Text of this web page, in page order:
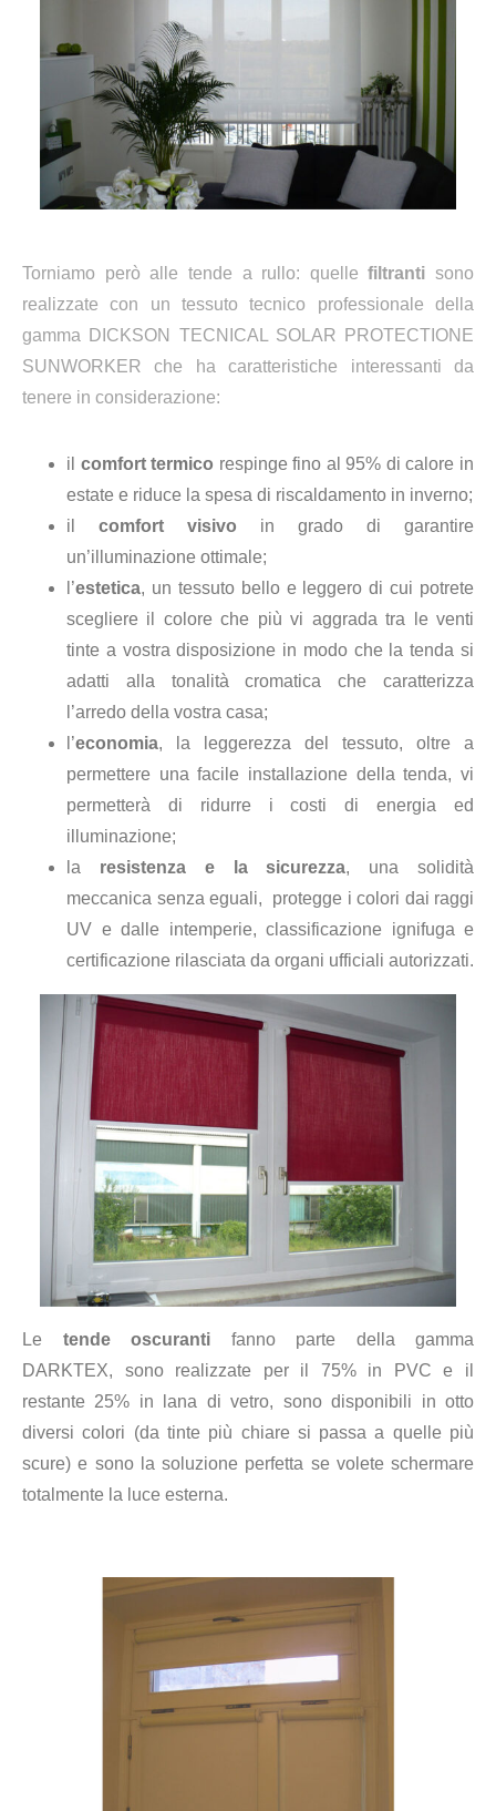
Torniamo però alle tende a rullo: quellefiltranti sono
realizzate con un tessuto tecnico professionale della
gamma DICKSON TECNICAL SOLAR PROTECTIONE
SUNWORKER che ha caratteristiche interessanti da
tenere in considerazione:
il comfort termico respinge fino al 95% di calore in
estate e riduce la spesa di riscaldamento in inverno;
il comfort visivo in grado di garantire
un’illuminazione ottimale;
l’estetica, un tessuto bello e leggero di cui potrete
scegliere il colore che più vi aggrada tra le venti
tinte a vostra disposizione in modo che la tenda si
adatti alla tonalità cromatica che caratterizza
l’arredo della vostra casa;
l’economia, la leggerezza del tessuto, oltre a
permettere una facile installazione della tenda, vi
permetterà di ridurre i costi di energia ed
illuminazione;
la resistenza e la sicurezza, una solidità
meccanica senza eguali, protegge i colori dai raggi
UV e dalle intemperie, classificazione ignifuga e
certificazione rilasciata da organi ufficiali autorizzati.
Le tende oscuranti fanno parte della gamma
DARKTEX, sono realizzate per il 75% in PVC e il
restante 25% in lana di vetro, sono disponibili in otto
diversi colori (da tinte più chiare si passa a quelle più
scure) e sono la soluzione perfetta se volete schermare
totalmente la luce esterna.